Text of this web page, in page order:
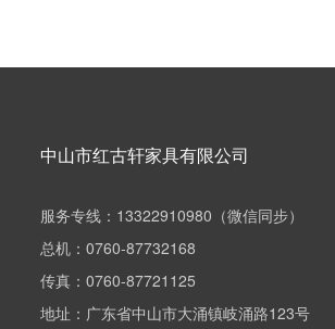
中山市红古轩家具有限公司
服务专线：13322910980（微信同步）
总机：0760-87732168
传真：0760-87721125
地址：广东省中山市大涌镇岐涌路123号